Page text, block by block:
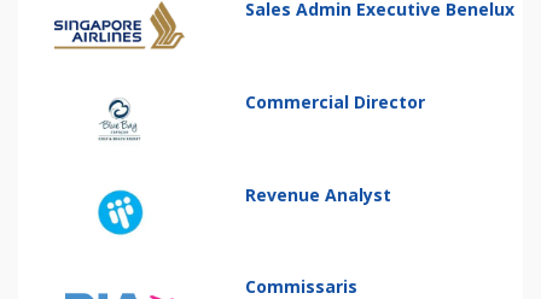
Sales Admin Executive Benelux
Commercial Director
Revenue Analyst
Commissaris